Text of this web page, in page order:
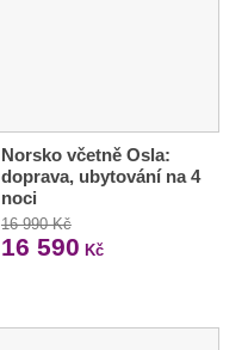
Norsko včetně Osla:
doprava, ubytování na 4
noci
16 990 Kč
16 590 Kč